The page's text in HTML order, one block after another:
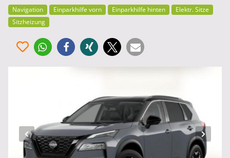
Navigation Einparkhilfe vorn Einparkhilfe hinten
Elektr. Sitze
Sitzheizung